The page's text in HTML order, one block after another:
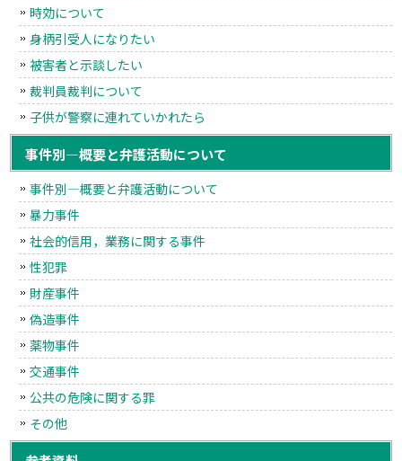
時効について
身柄引受人になりたい
被害者と示談したい
裁判員裁判について
子供が警察に連れていかれたら
事件別―概要と弁護活動について
事件別―概要と弁護活動について
暴力事件
社会的信用，業務に関する事件
性犯罪
財産事件
偽造事件
薬物事件
交通事件
公共の危険に関する罪
その他